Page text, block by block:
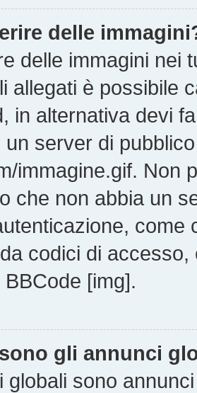
delle
delle immagini nei
allegati è possibile
in alternativa devi
un server di
immagine.gif. Non
che non abbia un
come
codici di
[img].
gli annunci
globali sono